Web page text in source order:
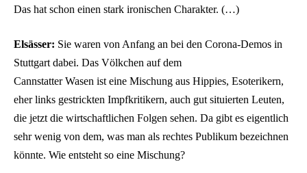
Das hat schon einen stark ironischen Charakter. (…)
Elsässer: Sie waren von Anfang an bei den Corona-Demos in
Stuttgart dabei. Das Völkchen auf dem
Cannstatter Wasen ist eine Mischung aus Hippies, Esoterikern,
eher links gestrickten Impfkritikern, auch gut situierten Leuten,
die jetzt die wirtschaftlichen Folgen sehen. Da gibt es eigentlich
sehr wenig von dem, was man als rechtes Publikum bezeichnen
könnte. Wie entsteht so eine Mischung?